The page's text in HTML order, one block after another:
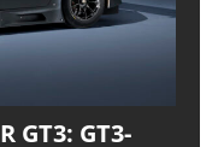
GT3: GT3-